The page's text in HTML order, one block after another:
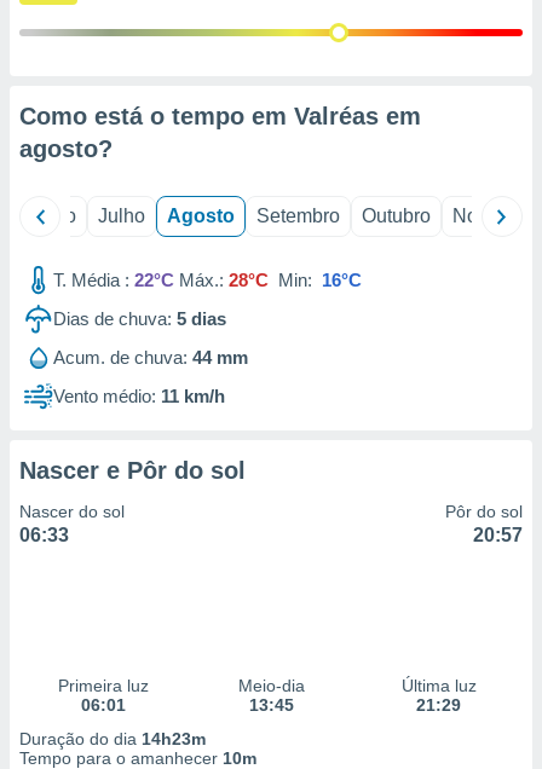
através
estudos
de
Como está o tempo em Valréas em
agosto?
Junho Julho Agosto Setembro Outubro Novembro
T. Média : 22°C Máx.: 28°C Min: 16°C
Dias de chuva: 5 dias
Acum. de chuva: 44 mm
Vento médio: 11 km/h
Nascer e Pôr do sol
Nascer do sol
06:33
Pôr do sol
20:57
Primeira luz
06:01
Meio-dia
13:45
Última luz
21:29
Duração do dia 14h23m
Tempo para o amanhecer 10m